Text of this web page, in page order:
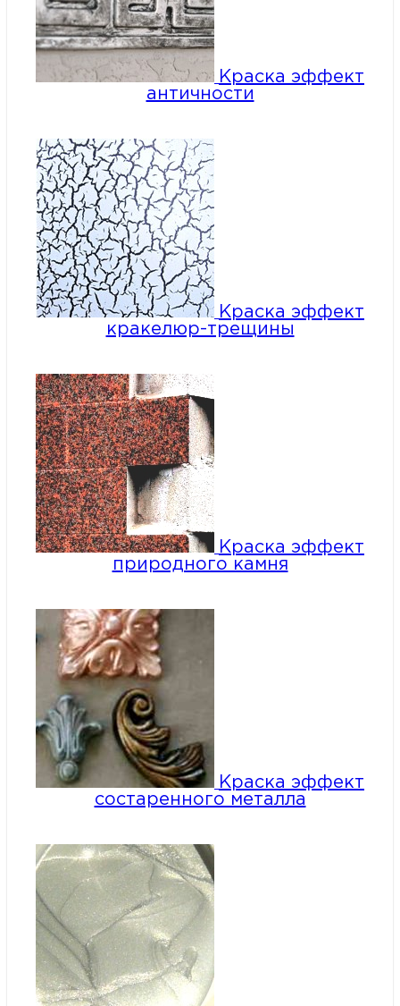
Краска эффект
античности
Краска эффект
кракелюр-трещины
Краска эффект
природного камня
Краска эффект
состаренного металла